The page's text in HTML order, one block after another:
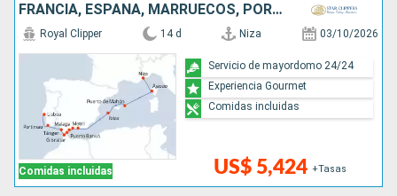
FRANCIA, ESPAÑA, MARRUECOS, PORTUGAL
Comidas incluidas
Royal Clipper 14 d Niza 03/10/2026
US$ 5,424 +Tasas
Servicio de mayordomo 24/24
Experiencia Gourmet
Comidas incluidas